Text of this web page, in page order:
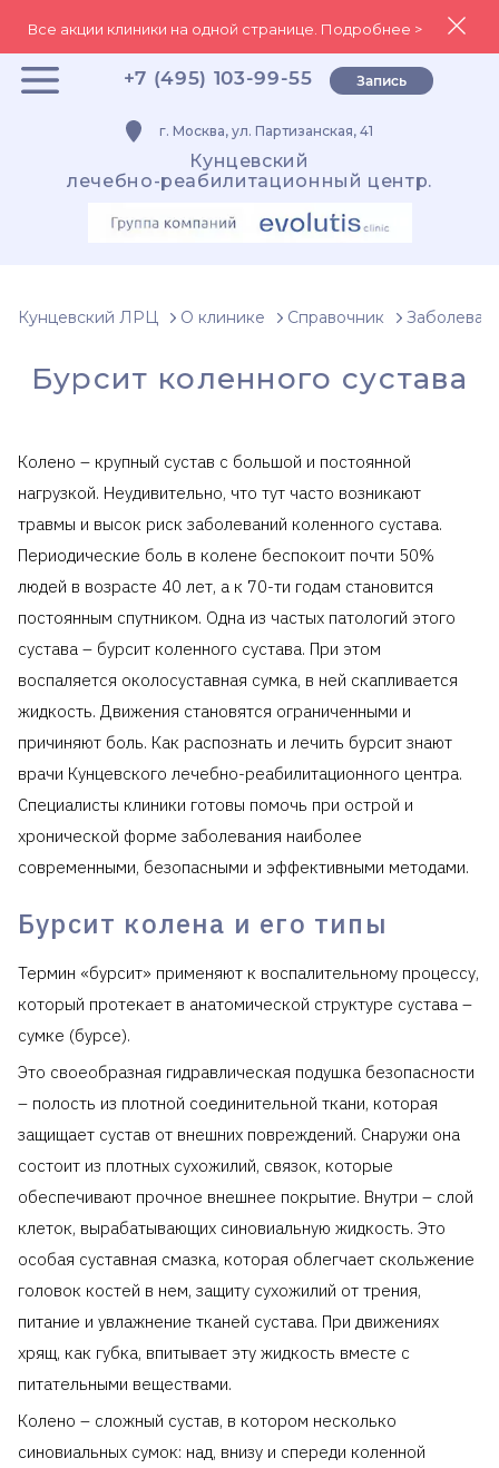
Все акции клиники на одной странице. Подробнее >
+7 (495) 103-99-55 Запись
г. Москва, ул. Партизанская, 41
Кунцевский
лечебно-реабилитационный центр.
Кунцевский ЛРЦ О клинике Справочник
Бурсит коленного сустава
Колено – крупный сустав с большой и постоянной
нагрузкой. Неудивительно, что тут часто возникают
травмы и высок риск заболеваний коленного сустава.
Периодические боль в колене беспокоит почти 50%
людей в возрасте 40 лет, а к 70-ти годам становится
постоянным спутником. Одна из частых патологий этого
сустава – бурсит коленного сустава. При этом
воспаляется околосуставная сумка, в ней скапливается
жидкость. Движения становятся ограниченными и
причиняют боль. Как распознать и лечить бурсит знают
врачи Кунцевского лечебно-реабилитационного центра.
Специалисты клиники готовы помочь при острой и
хронической форме заболевания наиболее
современными, безопасными и эффективными методами.
Бурсит колена и его типы
Термин «бурсит» применяют к воспалительному процессу,
который протекает в анатомической структуре сустава –
сумке (бурсе).
Это своеобразная гидравлическая подушка безопасности
– полость из плотной соединительной ткани, которая
защищает сустав от внешних повреждений. Снаружи она
состоит из плотных сухожилий, связок, которые
обеспечивают прочное внешнее покрытие. Внутри – слой
клеток, вырабатывающих синовиальную жидкость. Это
особая суставная смазка, которая облегчает скольжение
головок костей в нем, защиту сухожилий от трения,
питание и увлажнение тканей сустава. При движениях
хрящ, как губка, впитывает эту жидкость вместе с
питательными веществами.
Колено – сложный сустав, в котором несколько
синовиальных сумок: над, внизу и спереди коленной